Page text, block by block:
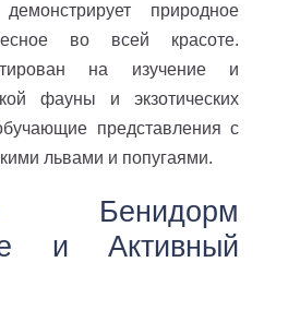
природное
во всей красоте.
на изучение и
фауны и экзотических
представления с
львами и попугаями.
Бенидорм
и Активный